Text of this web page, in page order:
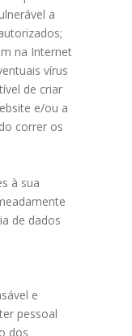
a
na Internet
vírus
de criar
e/ou a
correr os
à sua
de dados
e
pessoal
dos